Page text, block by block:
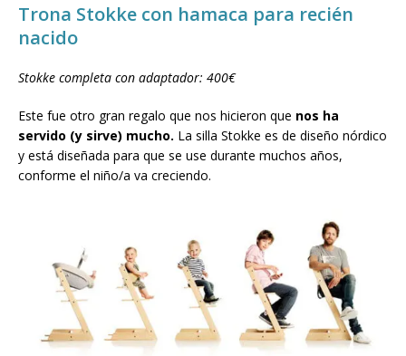
Trona Stokke con hamaca para recién
nacido
Stokke completa con adaptador: 400€
Este fue otro gran regalo que nos hicieron que nos ha
servido (y sirve) mucho. La silla Stokke es de diseño nórdico
y está diseñada para que se use durante muchos años,
conforme el niño/a va creciendo.